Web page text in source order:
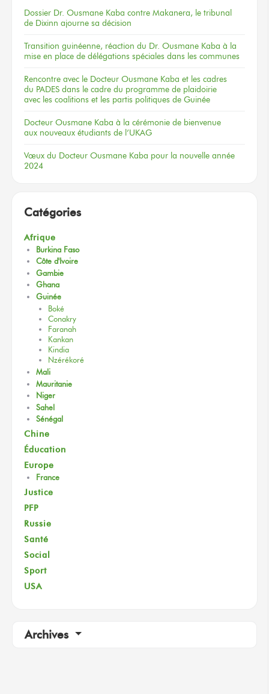
Dossier Dr. Ousmane Kaba contre Makanera, le tribunal
de Dixinn ajourne sa décision
Transition guinéenne, réaction du Dr. Ousmane Kaba à la
mise en place de délégations spéciales dans les communes
Rencontre avec le Docteur Ousmane Kaba et les cadres
du PADES dans le cadre du programme de plaidoirie
avec les coalitions et les partis politiques de Guinée
Docteur Ousmane Kaba à la cérémonie de bienvenue
aux nouveaux étudiants de l’UKAG
Vœux du Docteur Ousmane Kaba pour la nouvelle année
2024
Catégories
Afrique
Burkina Faso
Côte d'Ivoire
Gambie
Ghana
Guinée
Boké
Conakry
Faranah
Kankan
Kindia
Nzérékoré
Mali
Mauritanie
Niger
Sahel
Sénégal
Chine
Éducation
Europe
France
Justice
PFP
Russie
Santé
Social
Sport
USA
Archives